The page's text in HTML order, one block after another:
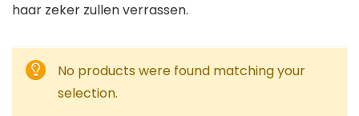
haar zeker zullen verrassen.
No products were found matching your
selection.